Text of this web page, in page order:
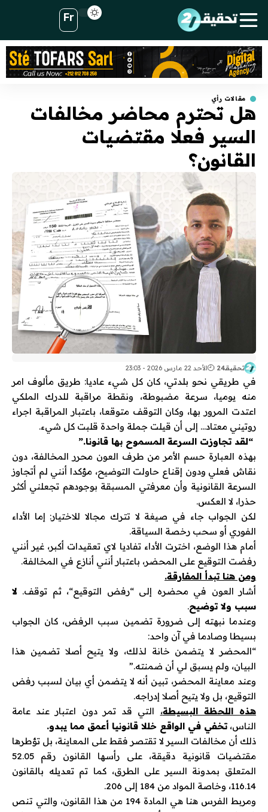
Fr
مقالات رأي
هل تحترم محاضر مخالفات
السير فعلا مقتضيات
القانون؟
تحقيقـ24 الأحد 22 مارس 2026 - 23:03
في طريقي نحو بلدتي، كان كل شيء عاديا: طريق مألوف امر
منه يوميا، سرعة مضبوطة، ونقطة مراقبة للدرك الملكي
اعتدت المرور بها، وكان التوقف متوقعا، باعتبار المراقبة اجراء
روتيني معتاد… إلى أن قيلت جملة واحدة قلبت كل شيء.
“لقد تجاوزت السرعة المسموح بها قانونا.”
بهذه العبارة حسم الأمر من طرف العون محرر المخالفة، دون
نقاش فعلي ودون إقناع حاولت التوضيح، مؤكدا أنني لم أتجاوز
السرعة القانونية وأن معرفتي المسبقة بوجودهم تجعلني أكثر
حذرا، لا العكس.
لكن الجواب جاء في صيغة لا تترك مجالا للاختيار: إما الأداء
الفوري أو سحب رخصة السياقة.
أمام هذا الوضع، اخترت الأداء تفاديا لاي تعقيدات أكبر، غير أنني
رفضت التوقيع على المحضر، باعتبار أنني أنازع في المخالفة.
ومن هنا تبدأ المفارقة.
أشار العون في محضره إلى “رفض التوقيع“، ثم توقف. لا
سبب ولا توضيح.
وعندما نبهته إلى ضرورة تضمين سبب الرفض، كان الجواب
بسيطا وصادما في آن واحد:
“المحضر لا يتضمن خانة لذلك، ولا يتيح أصلا تضمين هذا
البيان، ولم يسبق لي أن ضمنته.”
وعند معاينة المحضر، تبين أنه لا يتضمن أي بيان لسبب رفض
التوقيع، بل ولا يتيح أصلا إدراجه.
هذه اللحظة البسيطة، التي قد تمر دون اعتبار عند عامة
الناس،تخفي في الواقع خللا قانونيا أعمق مما يبدو.
ذلك أن مخالفات السير لا تقتصر فقط على المعاينة، بل تؤطرها
مقتضيات قانونية دقيقة، على رأسها القانون رقم 52.05
المتعلق بمدونة السير على الطرق، كما تم تعديله بالقانون
116.14، وخاصة المواد من 184 إلى 206.
ومربط الفرس هنا هي المادة 194 من هذا القانون، والتي تنص